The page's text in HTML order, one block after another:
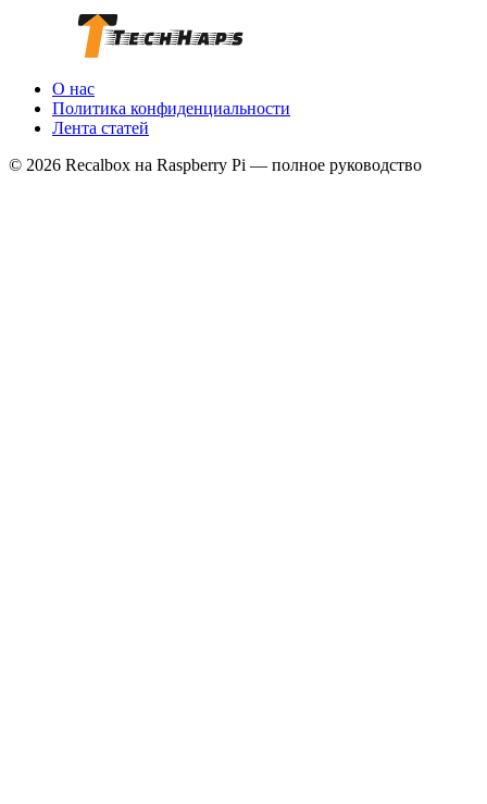
О нас
Политика конфиденциальности
Лента статей
© 2026 Recalbox на Raspberry Pi — полное руководство